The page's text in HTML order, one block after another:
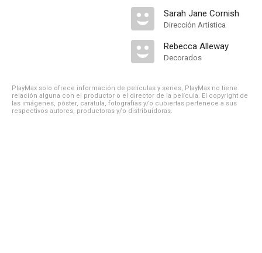
Sarah Jane Cornish
Dirección Artística
Rebecca Alleway
Decorados
PlayMax solo ofrece información de películas y series, PlayMax no tiene
relación alguna con el productor o el director de la película. El copyright de
las imágenes, póster, carátula, fotografías y/o cubiertas pertenece a sus
respectivos autores, productoras y/o distribuidoras.